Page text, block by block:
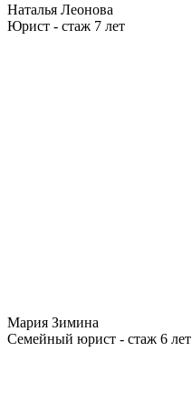
Наталья Леонова
Юрист - стаж 7 лет
Мария Зимина
Семейный юрист - стаж 6 лет